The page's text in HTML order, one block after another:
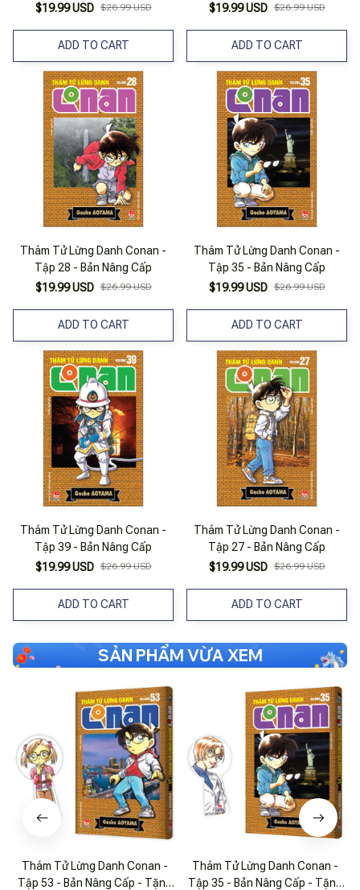
$19.99 USD $26.99 USD
ADD TO CART
$19.99 USD $26.99 USD
ADD TO CART
Thám Tử Lừng Danh Conan -
Tập 28 - Bản Nâng Cấp
$19.99 USD $26.99 USD
ADD TO CART
Thám Tử Lừng Danh Conan -
Tập 35 - Bản Nâng Cấp
$19.99 USD $26.99 USD
ADD TO CART
Thám Tử Lừng Danh Conan -
Tập 39 - Bản Nâng Cấp
$19.99 USD $26.99 USD
ADD TO CART
Thám Tử Lừng Danh Conan -
Tập 27 - Bản Nâng Cấp
$19.99 USD $26.99 USD
ADD TO CART
SẢN PHẨM VỪA XEM
Thám Tử Lừng Danh Conan -
Tập 53 - Bản Nâng Cấp - Tặng
Thám Tử Lừng Danh Conan -
Tập 35 - Bản Nâng Cấp - Tặng